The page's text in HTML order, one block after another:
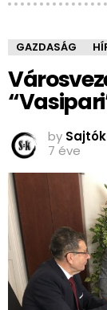
GAZDASÁG
by
7 éve